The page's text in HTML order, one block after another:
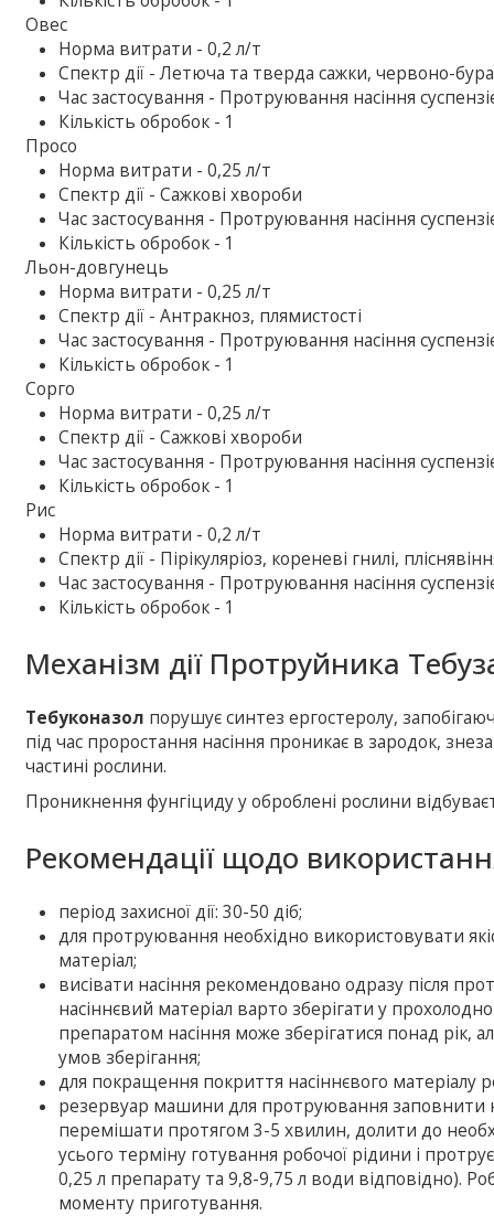
Овес
Норма витрати - 0,2 л/т
Спектр дії - Летюча та тверда сажки, червоно-
Час застосування - Протруювання насіння
Кількість обробок - 1
Просо
Норма витрати - 0,25 л/т
Спектр дії - Сажкові хвороби
Час застосування - Протруювання насіння
Кількість обробок - 1
Льон-довгунець
Норма витрати - 0,25 л/т
Спектр дії - Антракноз, плямистості
Час застосування - Протруювання насіння
Кількість обробок - 1
Сорго
Норма витрати - 0,25 л/т
Спектр дії - Сажкові хвороби
Час застосування - Протруювання насіння
Кількість обробок - 1
Рис
Норма витрати - 0,2 л/т
Спектр дії - Пірікуляріоз, кореневі гнилі,
Час застосування - Протруювання насіння
Кількість обробок - 1
Механізм дії Протруйника
Тебуконазол порушує синтез ергостеролу,
під час проростання насіння проникає в зародок,
частині рослини.
Проникнення фунгіциду у оброблені рослини
Рекомендації щодо
період захисної дії: 30-50 діб;
для протруювання необхідно використовувати
матеріал;
висівати насіння рекомендовано одразу після
насіннєвий матеріал варто зберігати у
препаратом насіння може зберігатися понад рік,
умов зберігання;
для покращення покриття насіннєвого матеріалу
резервуар машини для протруювання заповнити
перемішати протягом 3-5 хвилин, долити до
усього терміну готування робочої рідини і
0,25 л препарату та 9,8-9,75 л води відповідно).
моменту приготування.